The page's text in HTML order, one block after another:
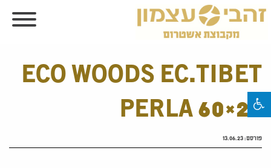
ECO WOODS EC.TIBET
PERLA 60×20
פורסם:13.06.23